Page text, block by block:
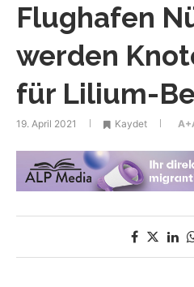
Flughafen
werden
für Lilium-
19. April 2021 Kaydet A+